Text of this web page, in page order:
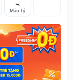
🐀
Mậu Tý